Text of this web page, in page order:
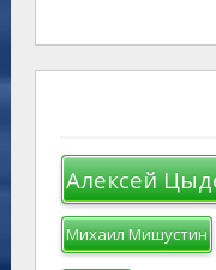
Алексей
Михаил Мишустин